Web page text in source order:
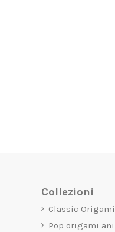
Collezioni
Classic
Pop origami